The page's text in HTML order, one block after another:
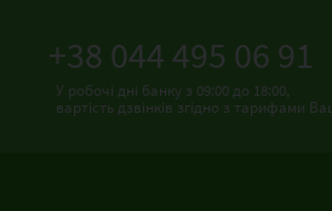
+38 044 495 06 91
У робочі дні банку з 09:00 до 18:00,
вартість дзвінків згідно з тарифами